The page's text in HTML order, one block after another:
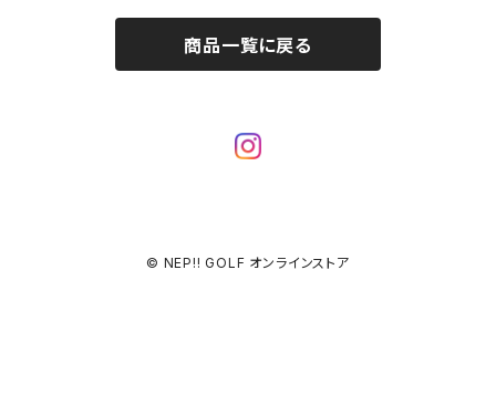
90’s BOOTLEG CLASSICS MARKER
商品一覧に戻る
© NEP!! GOLF オンラインストア